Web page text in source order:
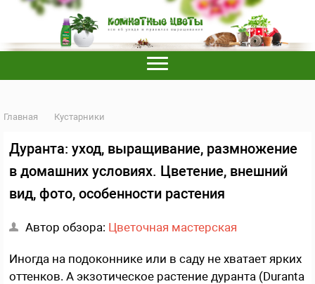
Главная Кустарники
Дуранта: уход, выращивание, размножение
в домашних условиях. Цветение, внешний
вид, фото, особенности растения
Автор обзора: Цветочная мастерская
Иногда на подоконнике или в саду не хватает ярких
оттенков. А экзотическое растение дуранта (Duranta